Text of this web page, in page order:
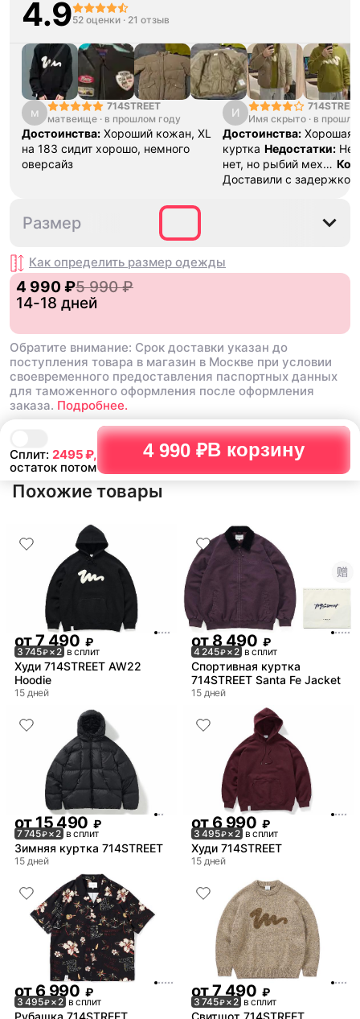
Сплит: 2495₽,
остаток потом
4 990 ₽В корзину
4.952 оценки · 21 отзыв
м
714STREET
матвеище · в прошлом году
Достоинства: Хороший кожан, XL
на 183 сидит хорошо, немного
оверсайз
И
Jacket
Имя скрыто · в
Достоинства: Хорошая
куртка Недостатки:
нет, но рыбий мех…
Доставили с задержкой
Размер
Как определить размер одежды
4 990 ₽5 990 ₽
14-18 дней
Обратите внимание: Срок доставки указан до
поступления товара в магазин в Москве при условии
своевременного предоставления паспортных данных
для таможенного оформления после оформления
заказа. Подробнее.
Похожие товары
от7 490 ₽
3 745₽× 2 в сплит
Худи 714STREET AW22
Hoodie
15 дней
от8 490 ₽
4 245₽× 2 в сплит
Спортивная куртка
714STREET Santa Fe Jacket
15 дней
от15 490 ₽
7 745₽× 2 в сплит
Зимняя куртка 714STREET
15 дней
от6 990 ₽
3 495₽× 2 в сплит
Худи 714STREET
15 дней
от 6 990 ₽
3 495₽× 2 в сплит
Рубашка 714STREET
от7 490 ₽
3 745₽× 2 в сплит
Свитшот 714STREET